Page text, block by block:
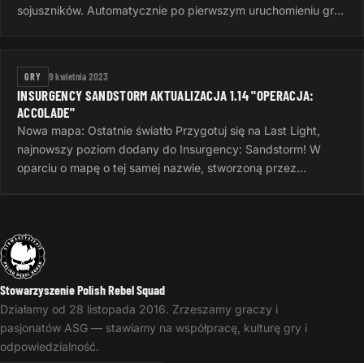
sojuszników. Automatycznie po pierwszym uruchomieniu gry
GRY 9 kwietnia 2023
INSURGENCY SANDSTORM AKTUALIZACJA 1.14 "OPERACJA:
ACCOLADE"
Nowa mapa: Ostatnie światło Przygotuj się na Last Light,
najnowszy poziom dodany do Insurgency: Sandstorm! W
oparciu o mapę o tej samej nazwie, stworzoną przez
Stowarzyszenie Polish Rebel Squad
Działamy od 28 listopada 2016. Zrzeszamy graczy i
pasjonatów ASG — stawiamy na współpracę, kulturę gry i
odpowiedzialność.